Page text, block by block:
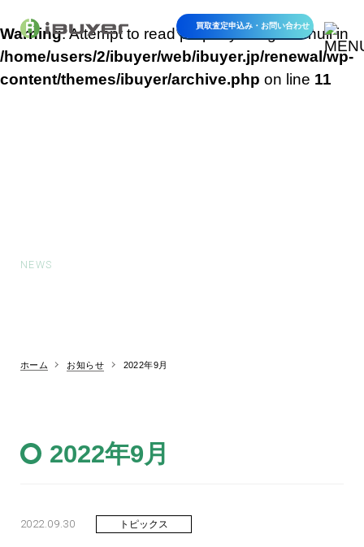
買取査定申込み・ お問い合わせ
Warning: Attempt to read property "slug" on null in
/home/users/2/ibuyer/web/ibuyer.jp/renewal/wp-
content/themes/ibuyer/archive.php on line 11
NEWS
ホーム お知らせ 2022年9月
2022年9月
2022.09.30 トピックス